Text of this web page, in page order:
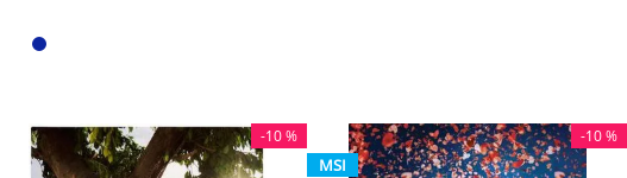
-10 %
MSI
-10 %